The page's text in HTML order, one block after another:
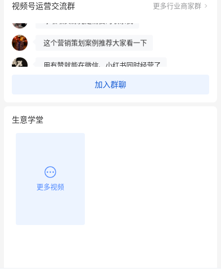
视频号运营交流群 更多行业商家群
冰墩墩货源充足需要的联系我
加入群聊
生意学堂
更多视频